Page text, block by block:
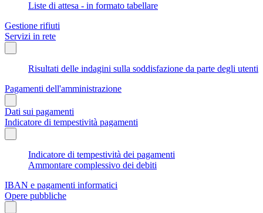
Liste di attesa - in formato tabellare
Gestione rifiuti
Servizi in rete
Risultati delle indagini sulla soddisfazione da parte degli utenti
Pagamenti dell'amministrazione
Dati sui pagamenti
Indicatore di tempestività pagamenti
Indicatore di tempestività dei pagamenti
Ammontare complessivo dei debiti
IBAN e pagamenti informatici
Opere pubbliche